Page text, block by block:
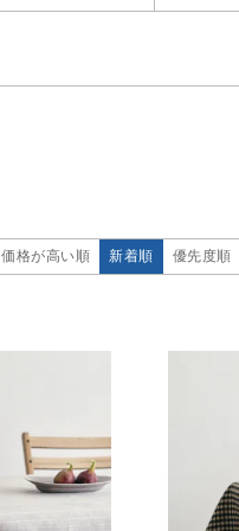
価格が高い順 新着順 優先度順